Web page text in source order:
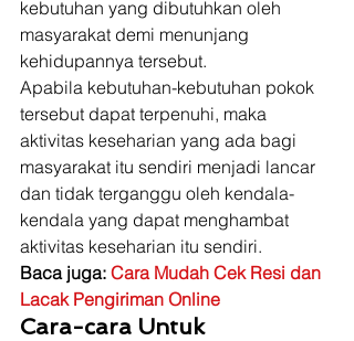
kebutuhan yang dibutuhkan oleh
masyarakat demi menunjang
kehidupannya tersebut.
Apabila kebutuhan-kebutuhan pokok
tersebut dapat terpenuhi, maka
aktivitas keseharian yang ada bagi
masyarakat itu sendiri menjadi lancar
dan tidak terganggu oleh kendala-
kendala yang dapat menghambat
aktivitas keseharian itu sendiri.
Baca juga: Cara Mudah Cek Resi dan
Lacak Pengiriman Online
Cara-cara Untuk